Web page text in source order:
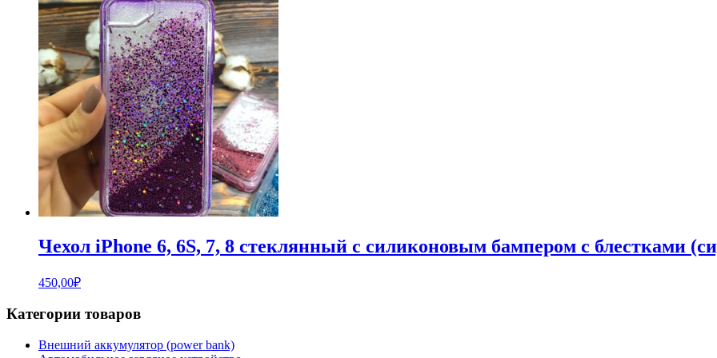
Чехол iPhone 6, 6S, 7, 8 стеклянный с силиконовым бампером с блестками
450,00₽
Категории товаров
Внешний аккумулятор (power bank)